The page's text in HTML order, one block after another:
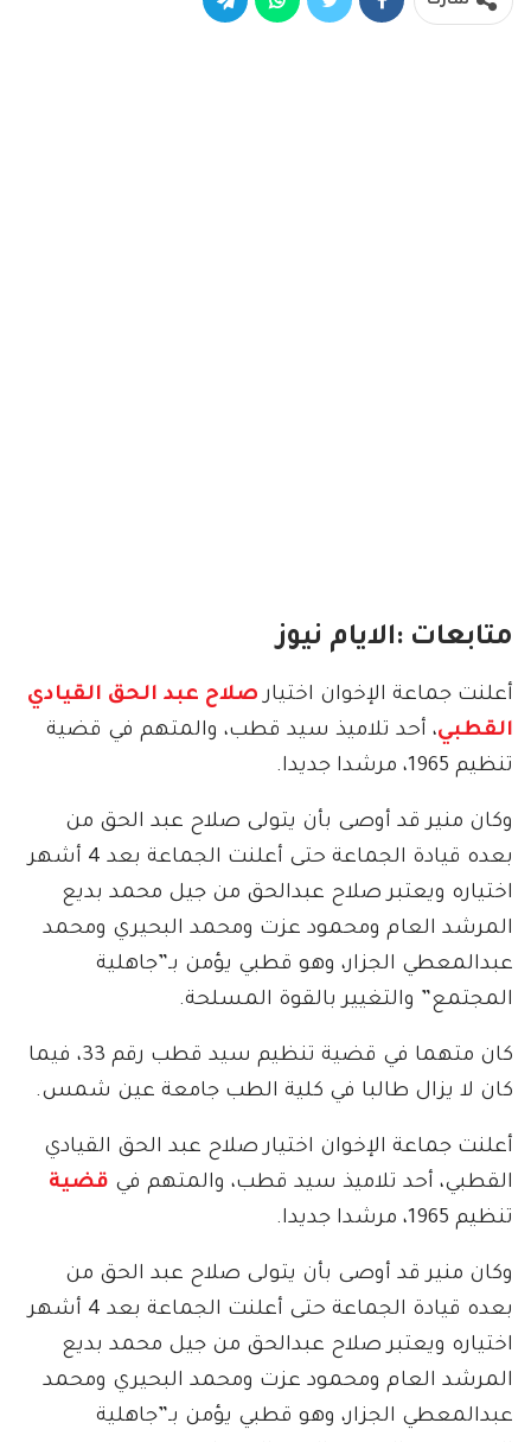
متابعات :الايام نيوز
أعلنت جماعة الإخوان اختيار صلاح عبد الحق القيادي
القطبي، أحد تلاميذ سيد قطب، والمتهم في قضية
تنظيم 1965، مرشدا جديدا.
وكان منير قد أوصى بأن يتولى صلاح عبد الحق من
بعده قيادة الجماعة حتى أعلنت الجماعة بعد 4 أشهر
اختياره ويعتبر صلاح عبدالحق من جيل محمد بديع
المرشد العام ومحمود عزت ومحمد البحيري ومحمد
عبدالمعطي الجزار، وهو قطبي يؤمن بـ”جاهلية
المجتمع” والتغيير بالقوة المسلحة.
كان متهما في قضية تنظيم سيد قطب رقم 33، فيما
كان لا يزال طالبا في كلية الطب جامعة عين شمس.
أعلنت جماعة الإخوان اختيار صلاح عبد الحق القيادي
القطبي، أحد تلاميذ سيد قطب، والمتهم في قضية
تنظيم 1965، مرشدا جديدا.
وكان منير قد أوصى بأن يتولى صلاح عبد الحق من
بعده قيادة الجماعة حتى أعلنت الجماعة بعد 4 أشهر
اختياره ويعتبر صلاح عبدالحق من جيل محمد بديع
المرشد العام ومحمود عزت ومحمد البحيري ومحمد
عبدالمعطي الجزار، وهو قطبي يؤمن بـ”جاهلية